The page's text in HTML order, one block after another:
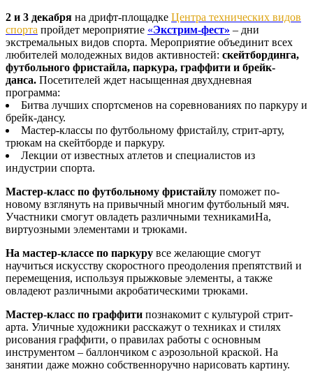
2 и 3 декабря на дрифт-площадке Центра технических видов
спорта пройдет мероприятие «Экстрим-фест» – дни
экстремальных видов спорта. Мероприятие объединит всех
любителей молодежных видов активностей: скейтбординга,
футбольного фристайла, паркура, граффити и брейк-
данса. Посетителей ждет насыщенная двухдневная
программа:
Битва лучших спортсменов на соревнованиях по паркуру и
брейк-дансу.
Мастер-классы по футбольному фристайлу, стрит-арту,
трюкам на скейтборде и паркуру.
Лекции от известных атлетов и специалистов из
индустрии спорта.
Мастер-класс по футбольному фристайлу поможет по-
новому взглянуть на привычный многим футбольный мяч.
Участники смогут овладеть различными техникамиНа,
виртуозными элементами и трюками.
На мастер-классе по паркуру все желающие смогут
научиться искусству скоростного преодоления препятствий и
перемещения, используя прыжковые элементы, а также
овладеют различными акробатическими трюками.
Мастер-класс по граффити познакомит с культурой стрит-
арта. Уличные художники расскажут о техниках и стилях
рисования граффити, о правилах работы с основным
инструментом – баллончиком с аэрозольной краской. На
занятии даже можно собственноручно нарисовать картину.